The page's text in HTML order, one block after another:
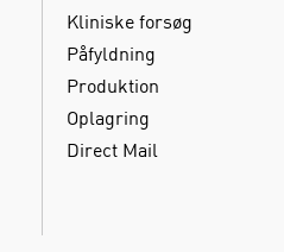
Kliniske forsøg
Påfyldning
Produktion
Oplagring
Direct Mail